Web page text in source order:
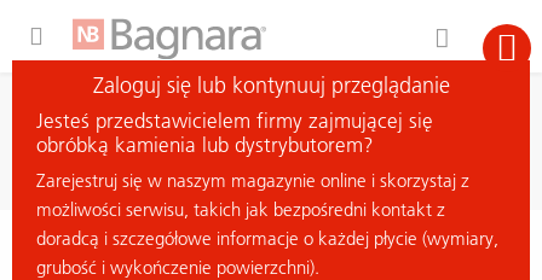
szukaj materiału
< powrót do przeglądu
Zaloguj się lub kontynuuj przeglądanie
Jesteś przedstawicielem firmy zajmującej się
obróbką kamienia lub dystrybutorem?
Zarejestruj się w naszym magazynie online i skorzystaj z
możliwości serwisu, takich jak bezpośredni kontakt z
doradcą i szczegółowe informacje o każdej płycie (wymiary,
grubość i wykończenie powierzchni).